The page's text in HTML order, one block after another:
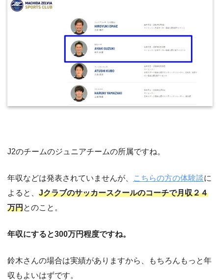
J2のチームのジュニアチームの所属ですね。
年収などは発表されていませんが、 こちらの方の体験談に
よると、 Jクラブのサッカースクールのコーチで月収２４
万円とのこと。
年収にすると300万円程度ですね。
鈴木さんの場合は実績がありますから、もちろんもっと年
収もよいはずです。